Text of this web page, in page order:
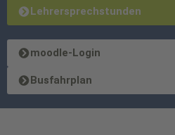
Lehrersprechstunden
moodle-Login
Busfahrplan